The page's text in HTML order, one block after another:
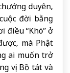
duyên,
đời bằng
điều “Khó” ở
mà Phật
ai muốn trở
vị Bồ tát và